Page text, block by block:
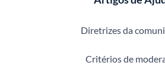
Diretrizes da
Critérios de